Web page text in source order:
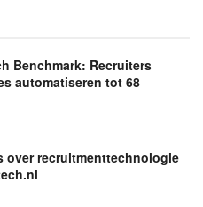
Benchmark: Recruiters
automatiseren tot 68
over recruitmenttechnologie